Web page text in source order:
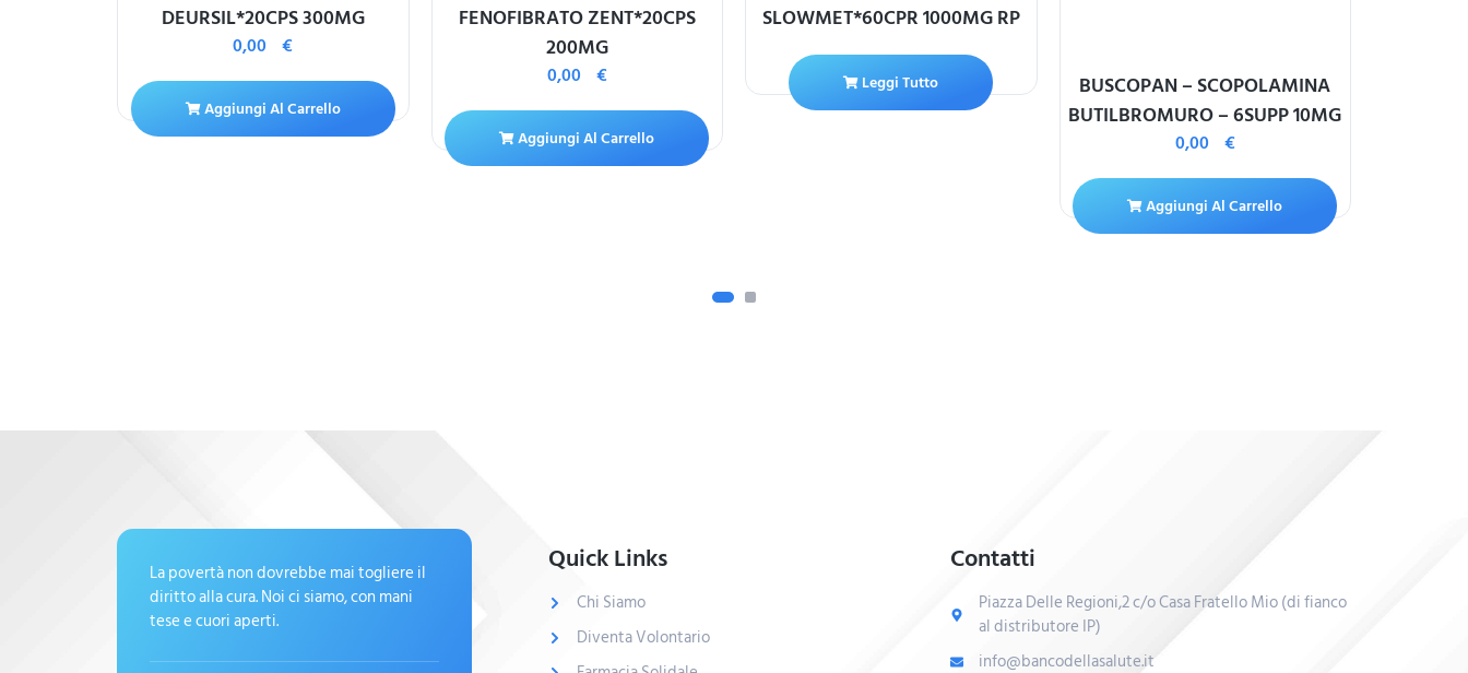
DEURSIL*20CPS 300MG
0,00€
Aggiungi Al Carrello
FENOFIBRATO ZENT*20CPS
200MG
0,00 €
Aggiungi Al Carrello
SLOWMET*60CPR 1000MG RP
Leggi Tutto
BUSCOPAN – SCOPOLAMINA
BUTILBROMURO – 6SUPP 10MG
0,00 €
Aggiungi Al Carrello
La povertà non dovrebbe mai togliere il
diritto alla cura. Noi ci siamo, con mani
tese e cuori aperti.
Quick Links
Chi Siamo
Diventa Volontario
Contatti
Piazza Delle Regioni,2 c/o Casa Fratello Mio (di fianco
al distributore IP)
info@bancodellasalute.it